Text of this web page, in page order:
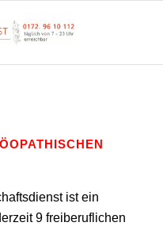
ist ein
9 freiberuflichen